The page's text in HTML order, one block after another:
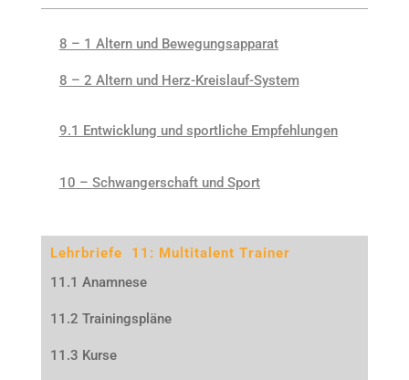
8 – 1 Altern und Bewegungsapparat
8 – 2 Altern und Herz-Kreislauf-System
9.1 Entwicklung und sportliche Empfehlungen
10 – Schwangerschaft und Sport
Lehrbriefe 11: Multitalent Trainer
11.1 Anamnese
11.2 Trainingspläne
11.3 Kurse